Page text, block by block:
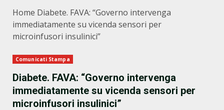
Home Diabete. FAVA: “Governo intervenga
immediatamente su vicenda sensori per
microinfusori insulinici”
Comunicati Stampa
Diabete. FAVA: “Governo intervenga
immediatamente su vicenda sensori per
microinfusori insulinici”